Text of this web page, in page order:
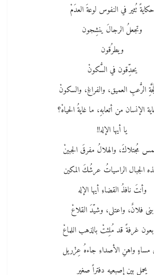
حكايةً تُثير في النفوس لوعةَ العدَمْ
وتجعلُ الرجالَ ينشِجون
ويطرُقون
يحدِّقون في السُّكونْ
الرُّعبِ العميق، والفراغِ، والسكونْ
الإنسان من أتعابهِ، ما غايةُ الحياهْ؟
يا أيها الإله!!
مُجتلاكَ، والهلالُ مفرقَ الجبينْ
الجبال الراسياتُ عرشُكَ المكين
وأنتَ نافذُ القضاءِ أيها الإله
بنى فلانٌ، واعتلى، وشيّدَ القلاعْ
غرفةً قد مُلِئتْ بالذهب اللماعْ
مساءٍ واهنِ الأصداءِ جاءهُ عِزْريل
يحمل بين إصبعيهِ دفتراً صغير